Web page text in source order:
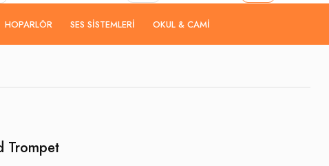
HOPARLÖR SES SISTEMLERI OKUL & CAMI
Trompet